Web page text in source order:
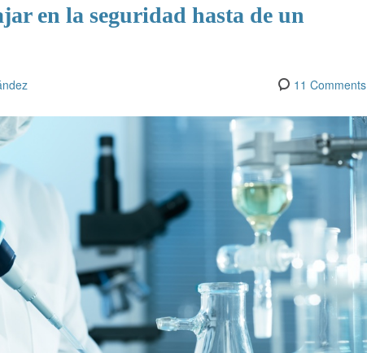
en la seguridad hasta de un
11 Comments